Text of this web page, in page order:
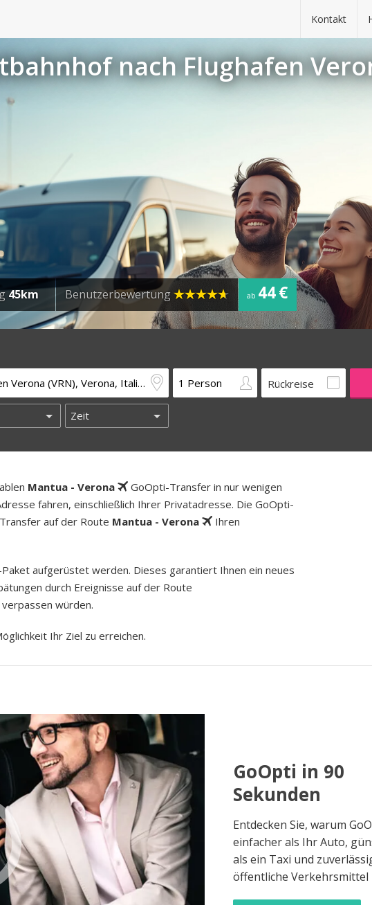
Kontakt
nach Flughafen
45km Benutzerbewertung ab 44 €
Rückreise
Mantua - Verona
GoOpti-Transfer in nur wenigen
fahren, einschließlich Ihrer Privatadresse. Die GoOpti-
auf der Route Mantua - Verona
Ihren
aufgerüstet werden. Dieses garantiert Ihnen ein neues
durch Ereignisse auf der Route
würden.
Ihr Ziel zu erreichen.
GoOpti in 90
Sekunden
Entdecken Sie, warum
einfacher als Ihr Auto,
als ein Taxi und
öffentliche Verkehrsmittel